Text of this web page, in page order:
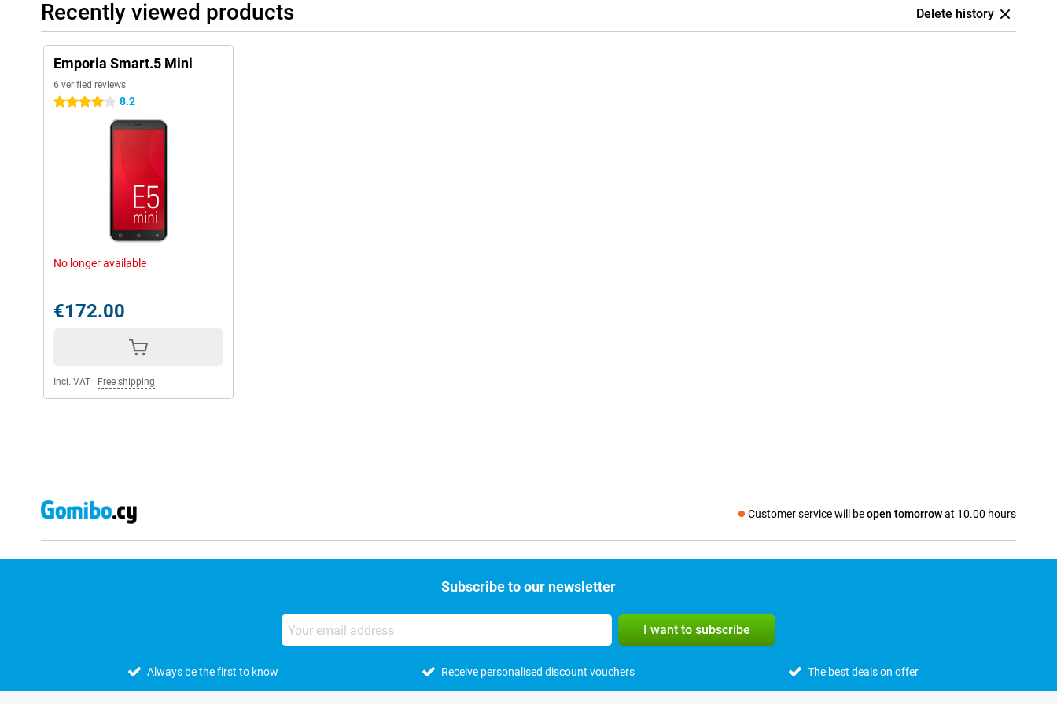
Recently viewed products Delete history
Emporia Smart.5 Mini
6 verified reviews
4 stars 8.2
No longer available
€172.00
Incl. VAT Free shipping
Customer service will beopen tomorrowat 10.00 hours
Social media
Subscribe to our newsletter
I want to subscribe
Always be the first to know Receive personalised discount vouchers The best deals on offer